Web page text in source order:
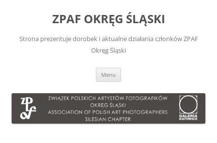
ZPAF OKRĘG ŚLĄSKI
Strona prezentuje dorobek i aktualne działania członków ZPAF
Okręg Śląski
Menu